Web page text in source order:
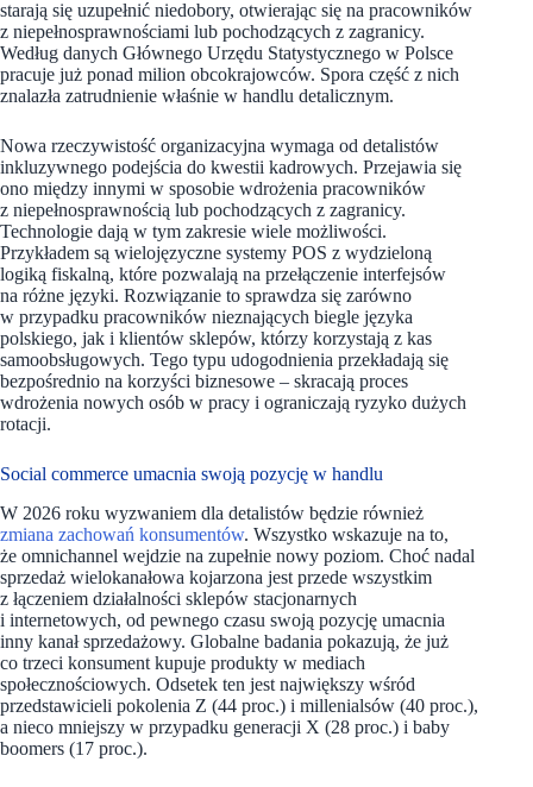
starają się uzupełnić niedobory, otwierając się na pracowników
z niepełnosprawnościami lub pochodzących z zagranicy.
Według danych Głównego Urzędu Statystycznego w Polsce
pracuje już ponad milion obcokrajowców. Spora część z nich
znalazła zatrudnienie właśnie w handlu detalicznym.
Nowa rzeczywistość organizacyjna wymaga od detalistów
inkluzywnego podejścia do kwestii kadrowych. Przejawia się
ono między innymi w sposobie wdrożenia pracowników
z niepełnosprawnością lub pochodzących z zagranicy.
Technologie dają w tym zakresie wiele możliwości.
Przykładem są wielojęzyczne systemy POS z wydzieloną
logiką fiskalną, które pozwalają na przełączenie interfejsów
na różne języki. Rozwiązanie to sprawdza się zarówno
w przypadku pracowników nieznających biegle języka
polskiego, jak i klientów sklepów, którzy korzystają z kas
samoobsługowych. Tego typu udogodnienia przekładają się
bezpośrednio na korzyści biznesowe – skracają proces
wdrożenia nowych osób w pracy i ograniczają ryzyko dużych
rotacji.
Social commerce umacnia swoją pozycję w handlu
W 2026 roku wyzwaniem dla detalistów będzie również
zmiana zachowań konsumentów. Wszystko wskazuje na to,
że omnichannel wejdzie na zupełnie nowy poziom. Choć nadal
sprzedaż wielokanałowa kojarzona jest przede wszystkim
z łączeniem działalności sklepów stacjonarnych
i internetowych, od pewnego czasu swoją pozycję umacnia
inny kanał sprzedażowy. Globalne badania pokazują, że już
co trzeci konsument kupuje produkty w mediach
społecznościowych. Odsetek ten jest największy wśród
przedstawicieli pokolenia Z (44 proc.) i millenialsów (40 proc.),
a nieco mniejszy w przypadku generacji X (28 proc.) i baby
boomers (17 proc.).